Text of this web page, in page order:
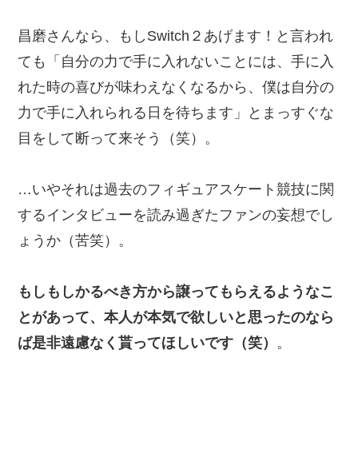
昌磨さんなら、もしSwitch２あげます！と言われ
ても「自分の力で手に入れないことには、手に入
れた時の喜びが味わえなくなるから、僕は自分の
力で手に入れられる日を待ちます」とまっすぐな
目をして断って来そう（笑）。
…いやそれは過去のフィギュアスケート競技に関
するインタビューを読み過ぎたファンの妄想でし
ょうか（苦笑）。
もしもしかるべき方から譲ってもらえるようなこ
とがあって、本人が本気で欲しいと思ったのなら
ば是非遠慮なく貰ってほしいです（笑） 。